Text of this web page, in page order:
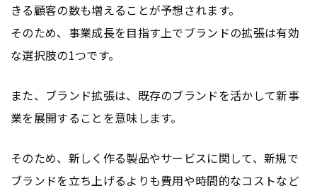
きる顧客の数も増えることが予想されます。
そのため、事業成長を目指す上でブランドの拡張は有効
な選択肢の1つです。
また、ブランド拡張は、既存のブランドを活かして新事
業を展開することを意味します。
そのため、新しく作る製品やサービスに関して、新規で
ブランドを立ち上げるよりも費用や時間的なコストなど